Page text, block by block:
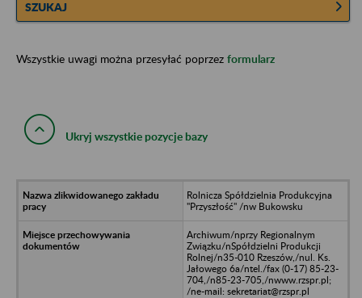
SZUKAJ
Wszystkie uwagi można przesyłać poprzez formularz
Ukryj wszystkie pozycje bazy
Rolnicza Spółdzielnia Produkcyjna
"Przyszłość" /nw Bukowsku
Archiwum/nprzy Regionalnym
Związku/nSpółdzielni Produkcji
Rolnej/n35-010 Rzeszów,/nul. Ks.
Jałowego 6a/ntel./fax (0-17) 85-23-
704,/n85-23-705,/nwww.rzspr.pl;
/ne-mail: sekretariat@rzspr.pl